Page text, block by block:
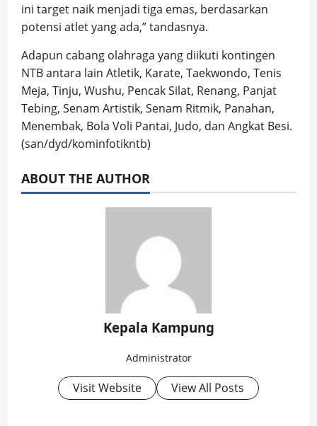
ini target naik menjadi tiga emas, berdasarkan
potensi atlet yang ada,” tandasnya.
Adapun cabang olahraga yang diikuti kontingen
NTB antara lain Atletik, Karate, Taekwondo, Tenis
Meja, Tinju, Wushu, Pencak Silat, Renang, Panjat
Tebing, Senam Artistik, Senam Ritmik, Panahan,
Menembak, Bola Voli Pantai, Judo, dan Angkat Besi.
(san/dyd/kominfotikntb)
ABOUT THE AUTHOR
Kepala Kampung
Administrator
Visit Website View All Posts